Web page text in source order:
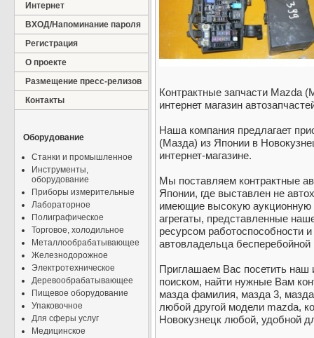
Интернет
ВХОД/Напоминание пароля
Регистрация
О проекте
Размещение пресс-релизов
Контакты
Оборудование
Станки и промышленное
Инструменты,
оборудование
Приборы измерительные
Лабораторное
Полиграфическое
Торговое, холодильное
Металлообрабатывающее
Железнодорожное
Электротехническое
Деревообрабатывающее
Пищевое оборудование
Упаковочное
Для сферы услуг
Медицинское
Контрактные запчасти Mazda
интернет магазин
Наша компания предлагает
(Мазда) из Японии в
интернет-магазине.
Мы поставляем контрактные
Японии, где выставлен не
имеющие высокую аукционную
агрегаты, представленные
ресурсом работоспособности
автовладельца бесперебойной
Приглашаем Вас посетить наш
поиском, найти нужные Вам
мазда фамилия, мазда 3,
любой другой модели mazda,
Новокузнецк любой, удобной